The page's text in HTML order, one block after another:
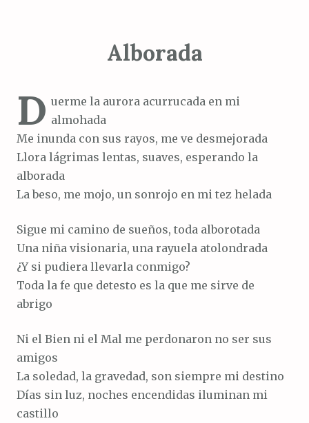
Alborada
D uerme la aurora acurrucada en mi
almohada
Me inunda con sus rayos, me ve desmejorada
Llora lágrimas lentas, suaves, esperando la
alborada
La beso, me mojo, un sonrojo en mi tez helada
Sigue mi camino de sueños, toda alborotada
Una niña visionaria, una rayuela atolondrada
¿Y si pudiera llevarla conmigo?
Toda la fe que detesto es la que me sirve de
abrigo
Ni el Bien ni el Mal me perdonaron no ser sus
amigos
La soledad, la gravedad, son siempre mi destino
Días sin luz, noches encendidas iluminan mi
castillo